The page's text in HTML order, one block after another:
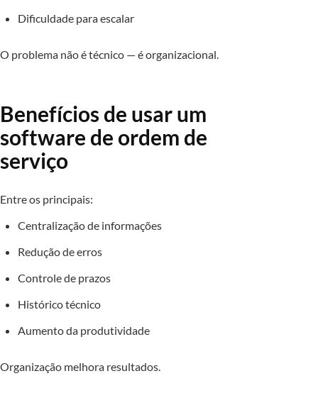
Dificuldade para escalar
O problema não é técnico — é organizacional.
Benefícios de usar um
software de ordem de
serviço
Entre os principais:
Centralização de informações
Redução de erros
Controle de prazos
Histórico técnico
Aumento da produtividade
Organização melhora resultados.